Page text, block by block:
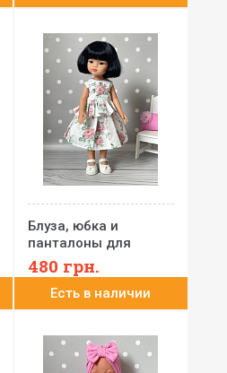
Блуза, юбка и
панталоны для
куклы Паола Рейна
32 см
480 грн.
Есть в наличии